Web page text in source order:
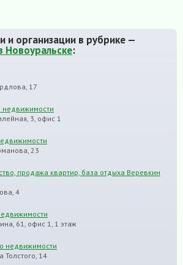
и организации в рубрике —
Новоуральске:
17
недвижимости
3, офис 1
23
продажа квартир, база отдыха Веревкин
4
61, офис 1, 1 этаж
недвижимости
Толстого, 14